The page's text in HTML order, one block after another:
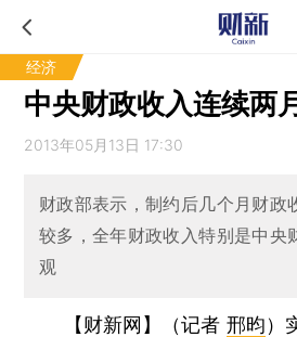
经济
中央财政收入连续两
2013年05月13日 17:30
财政部表示，制约后几个月财政
较多，全年财政收入特别是中央
观
【财新网】（记者 邢昀）